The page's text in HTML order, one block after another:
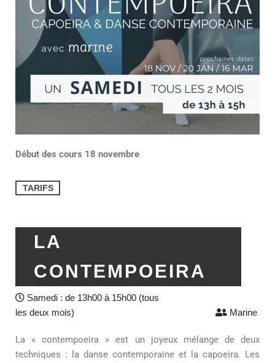
Début des cours 18 novembre
TARIFS
LA
CONTEMPOEIRA
Samedi : de 13h00 à 15h00 (tous
les deux mois)
Marine
La « contempoeira » est un joyeux mélange de deux
techniques : la danse contemporaine et la capoeira. Les